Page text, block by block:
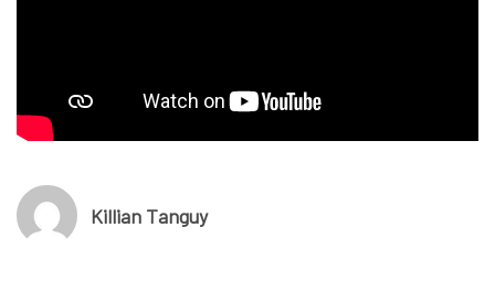
Killian Tanguy